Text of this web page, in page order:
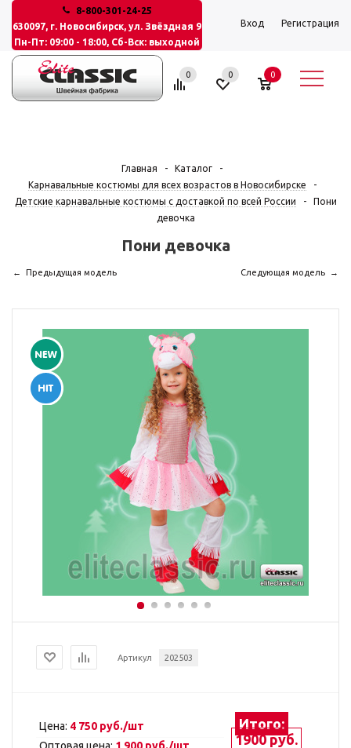
8-800-301-24-25
630097, г. Новосибирск, ул. Звёздная 9
Пн-Пт: 09:00 - 18:00, Сб-Вск: выходной
Вход Регистрация
0 0 0
Главная - Каталог
-
Карнавальные костюмы для всех возрастов в Новосибирске
-
Детские карнавальные костюмы с доставкой по всей России
-
Пони
девочка
Пони девочка
Артикул 202503
Цена: 4 750 руб./шт
Итого:
1900 руб.
Предыдущая модель Следующая модель